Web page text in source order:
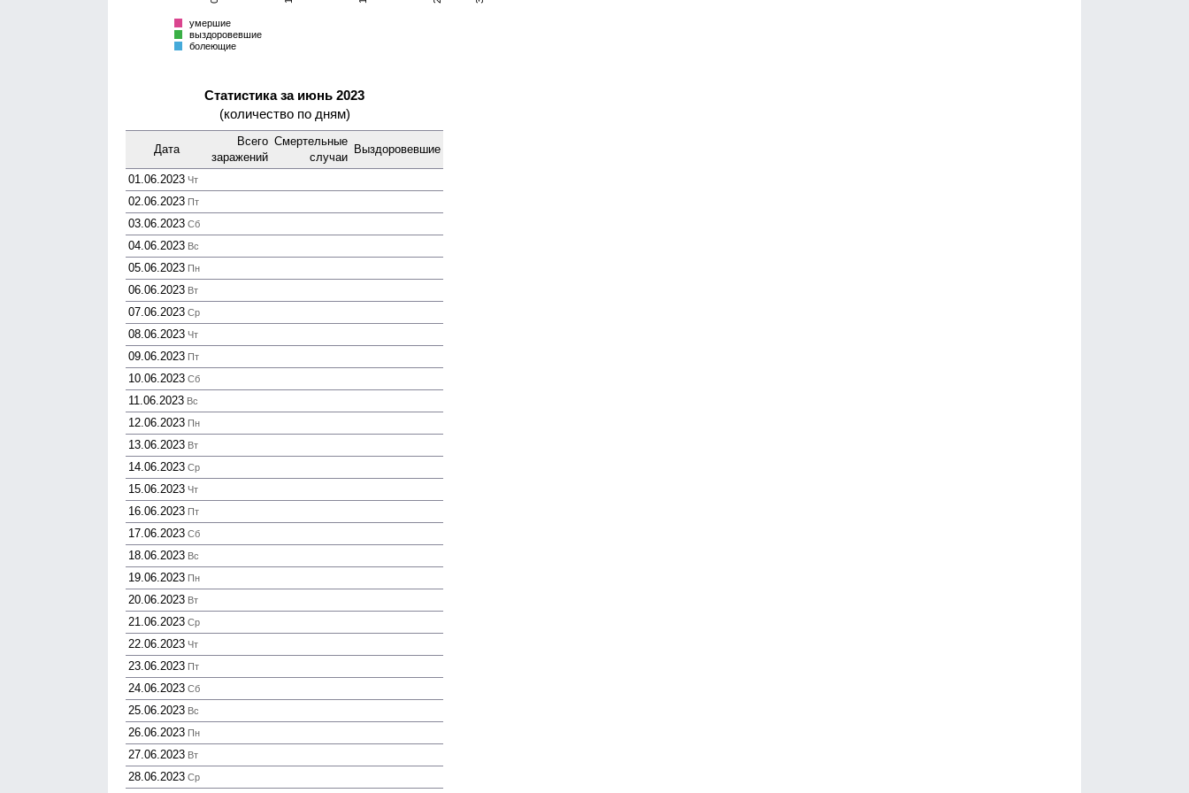
умершие
выздоровевшие
болеющие
Статистика за июнь 2023
(количество по дням)
Дата
Всего
зара­жений
Смер­тельные
случаи
Выздоро­вевшие
01.06.2023 Чт
02.06.2023 Пт
03.06.2023 Сб
04.06.2023 Вс
05.06.2023 Пн
06.06.2023 Вт
07.06.2023 Ср
08.06.2023 Чт
09.06.2023 Пт
10.06.2023 Сб
11.06.2023 Вс
12.06.2023 Пн
13.06.2023 Вт
14.06.2023 Ср
15.06.2023 Чт
16.06.2023 Пт
17.06.2023 Сб
18.06.2023 Вс
19.06.2023 Пн
20.06.2023 Вт
21.06.2023 Ср
22.06.2023 Чт
23.06.2023 Пт
24.06.2023 Сб
25.06.2023 Вс
26.06.2023 Пн
27.06.2023 Вт
28.06.2023 Ср